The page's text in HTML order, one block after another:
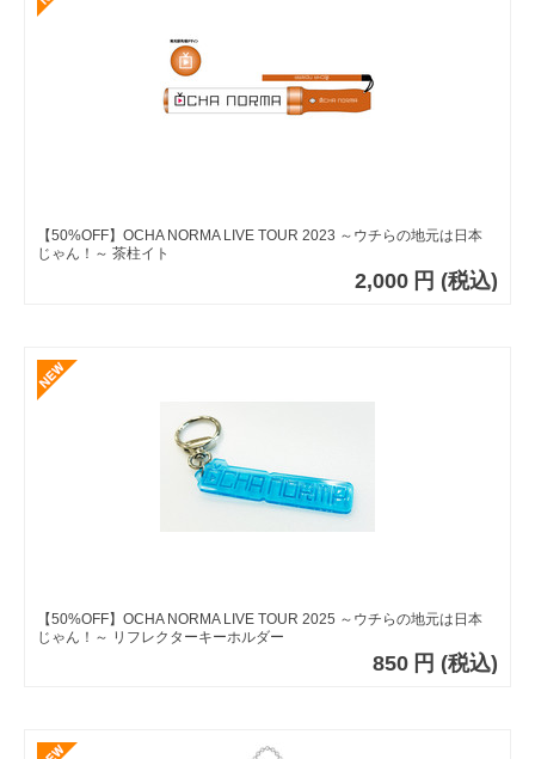
【50%OFF】OCHA NORMA LIVE TOUR 2023 ～ウチらの地元は日本
じゃん！～ 茶柱イト
2,000 円 (税込)
【50%OFF】OCHA NORMA LIVE TOUR 2025 ～ウチらの地元は日本
じゃん！～ リフレクターキーホルダー
850 円 (税込)